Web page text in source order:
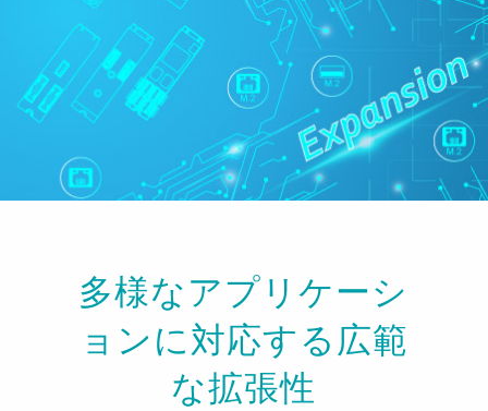
多様なアプリケーシ
ョンに対応する広範
な拡張性